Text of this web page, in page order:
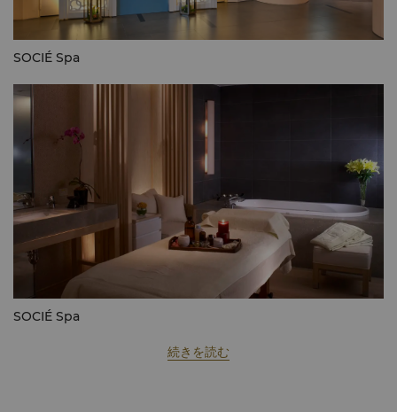
SOCIÉ Spa
SOCIÉ Spa
続きを読む